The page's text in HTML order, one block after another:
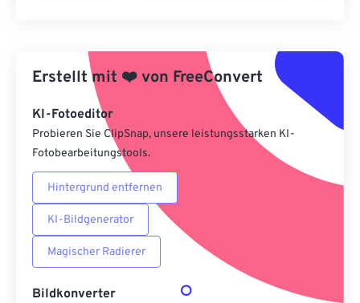
Aus Vorgabe anwenden
Als Vorgabe speichern
Erstellt mit ❤️von FreeConvert
KI-Fotoeditor
Probieren Sie ClipSnap, unsere leistungsstarken KI-
Fotobearbeitungstools.
Hintergrund entfernen
KI-Bildgenerator
Magischer Radierer
Bildkonverter